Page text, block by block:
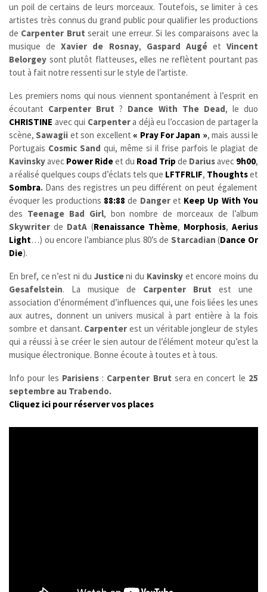
un poil de certains de leurs morceaux. Toutefois, se limiter à ces
artistes très connus du grand public pour qualifier les productions
de Carpenter Brut serait une erreur. Si les comparaisons avec la
musique deXavier de Rosnay, Gaspard Augéet Vincent
Belorgey sont plutôt flatteuses, elles ne reflètent pourtant pas
tout à fait notre ressenti sur le style de l’artiste.
Les premiers noms qui nous viennent spontanément à l’esprit en
écoutant Carpenter Brut ? Dance With The Dead, le duo
CHRISTINE avec qui Carpentera déjà eu l’occasion de partager la
scène,Sawagii et son excellent « Pray For Japan », mais aussi le
Portugais Cosmic Sand qui, même si il frise parfois le plagiat de
Kavinskyavec Power Rideet du Road Trip de Dariusavec 9h00,
a réalisé quelques coups d’éclats tels que LFTFRLIF, Thoughtset
Sombra. Dans des registres un peu différent on peut également
évoquer les productions 88:88 de Danger et Keep Up With You
des Teenage Bad Girl, bon nombre de morceaux de l’album
Skywriter de DatA (Renaissance Thème, Morphosis,Aerius
Light…) ou encore l’ambiance plus 80’s de Starcadian (Dance Or
Die).
En bref, ce n’est ni du Justiceni du Kavinsky et encore moins du
Gesafelstein. La musique de Carpenter Brut est une
association d’énormément d’influences qui, une fois liées les unes
aux autres, donnent un univers musical à part entière à la fois
sombre et dansant. Carpenter est un véritable jongleur de styles
qui a réussi à se créer le sien autour de l’élément moteur qu’est la
musique électronique. Bonne écoute à toutes et à tous.
Info pour les Parisiens: Carpenter Brut sera en concert le 25
septembre au Trabendo.
Cliquez ici pour réserver vos places